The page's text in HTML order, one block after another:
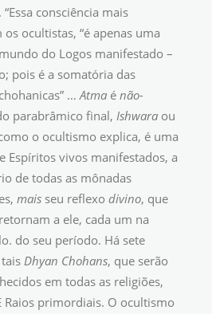
consciência mais
ocultistas, “é apenas uma
do Logos manifestado –
pois é a somatória das
…Atma é não-
parabrâmico final, Ishwara ou
o ocultismo explica, é uma
Espíritos vivos manifestados, a
de todas as mônadas
mais seu reflexo divino, que
a ele, cada um na
do seu período. Há sete
Dhyan Chohans, que serão
em todas as religiões,
Raios primordiais. O ocultismo